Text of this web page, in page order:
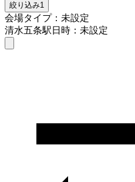
絞り込み1
会場タイプ：未設定
清水五条駅日時：未設定